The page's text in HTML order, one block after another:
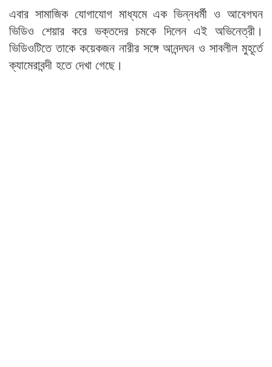
এবার সামাজিক যোগাযোগ মাধ্যমে এক ভিন্নধর্মী ও আবেগঘন
ভিডিও শেয়ার করে ভক্তদের চমকে দিলেন এই অভিনেত্রী।
ভিডিওটিতে তাকে কয়েকজন নারীর সঙ্গে আনন্দঘন ও সাবলীল মুহূর্তে
ক্যামেরাবন্দী হতে দেখা গেছে।